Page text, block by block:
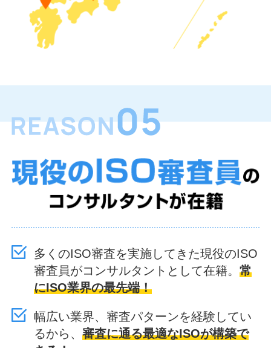
多くのISO審査を実施してきた現役のISO
審査員がコンサルタントとして在籍。 常
にISO業界の最先端！
幅広い業界、審査パターンを経験してい
るから、 審査に通る最適なISOが構築で